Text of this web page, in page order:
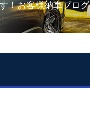
！お客様納車ブログ